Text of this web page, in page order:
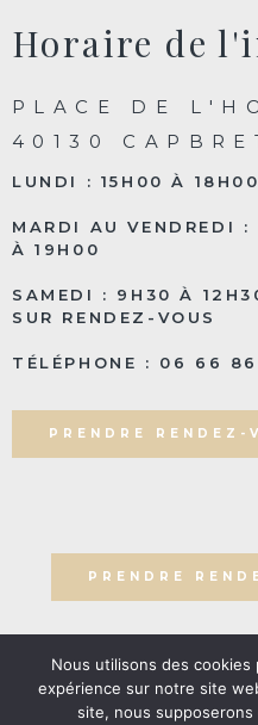
Horaire de
PLACE DE
40130
LUNDI : 15H00 À
MARDI AU VENDREDI
À 19H00
SAMEDI : 9H30 À
SUR RENDEZ-VOUS
TÉLÉPHONE : 06 66
PRENDRE RENDEZ-
PRENDRE
© 2023 Beauty Shop Bio.
Nouveausoft.com|
Nous utilisons des cookies
expérience sur notre site
site, nous